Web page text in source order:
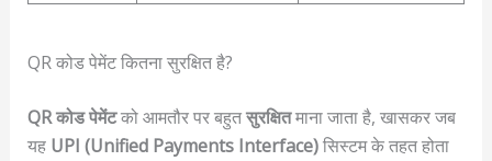
QR कोड पेमेंट कितना सुरक्षित है?
QR कोड पेमेंटको आमतौर पर बहुतसुरक्षितमाना जाता है, खासकर जब
यह UPI (Unified Payments Interface)सिस्टम के तहत होता